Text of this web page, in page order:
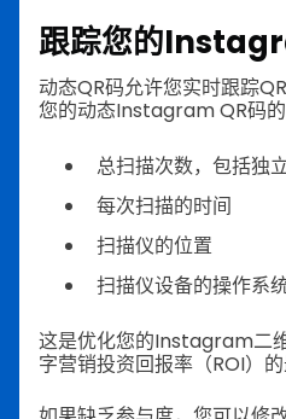
跟踪您的
动态QR码允许您实时跟踪
您的动态Instagram QR码的
总扫描次数，包括独
每次扫描的时间
扫描仪的位置
扫描仪设备的操作系
这是优化您的Instagram二
字营销投资回报率（ROI）的